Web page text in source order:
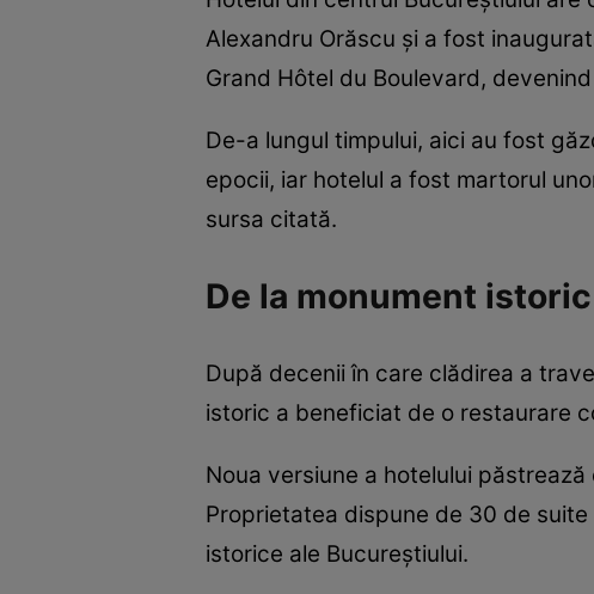
Alexandru Orăscu și a fost
Grand Hôtel du Boulevard,
De-a lungul timpului, aici au fost
epocii, iar hotelul a fost martorul
sursa citată.
De la monument
După decenii în care clădirea a
istoric a beneficiat de o restaurare
Noua versiune a hotelului
Proprietatea dispune de 30 de
istorice ale Bucureștiului.